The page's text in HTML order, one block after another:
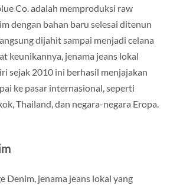
Co. adalah memproduksi raw
dengan bahan baru selesai ditenun
dijahit sampai menjadi celana
keunikannya, jenama jeans lokal
sejak 2010 ini berhasil menjajakan
ke pasar internasional, seperti
Thailand, dan negara-negara Eropa.
Denim, jenama jeans lokal yang